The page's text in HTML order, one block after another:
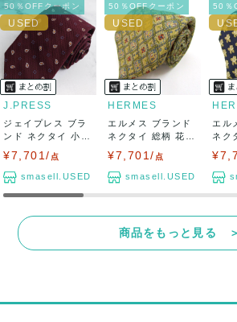
50％OFFクーポン
J.PRESS
ジェイプレス ブラ
ンド ネクタイ 小紋
柄 ペイズリ...
¥7,701/ 点
smasell.USED
50％OFFクーポン
HERMES
エルメス ブランド
ネクタイ 総柄 花柄
シルク ...
¥7,701/ 点
smasell.USED
50％
エル
ネク
柄 シ
商品をもっと見る ＞